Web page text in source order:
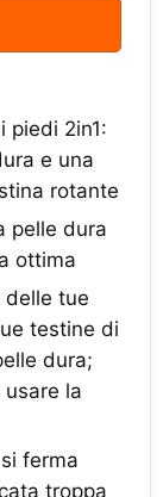
piedi 2in1:
e una
rotante
pelle dura
ottima
delle tue
testine di
dura;
la
ferma
troppa